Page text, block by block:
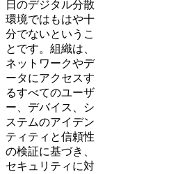
日のデジタル分散
環境ではもはや十
分でないというこ
とです。組織は、
ネットワークやデ
ータにアクセスす
るすべてのユーザ
ー、デバイス、シ
ステムのアイデン
ティティと信頼性
の検証に基づき、
セキュリティに対